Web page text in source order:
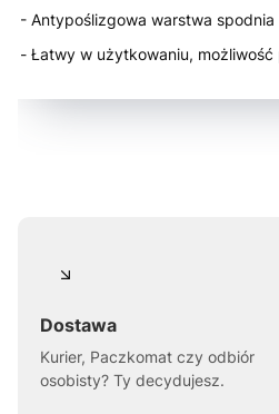
- Antypoślizgowa warstwa spodnia
- Łatwy w użytkowaniu, możliwość
Dostawa
Kurier, Paczkomat czy odbiór
osobisty? Ty decydujesz.